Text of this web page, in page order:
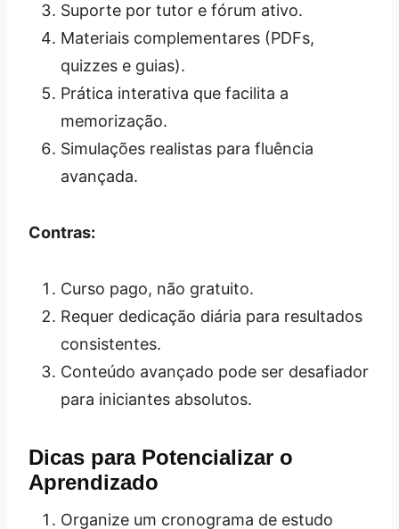
Suporte por tutor e fórum ativo.
Materiais complementares (PDFs,
quizzes e guias).
Prática interativa que facilita a
memorização.
Simulações realistas para fluência
avançada.
Contras:
Curso pago, não gratuito.
Requer dedicação diária para resultados
consistentes.
Conteúdo avançado pode ser desafiador
para iniciantes absolutos.
Dicas para Potencializar o
Aprendizado
Organize um cronograma de estudo